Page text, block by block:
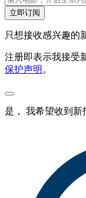
立即订阅
只想接收感兴趣的
注册即表示我接受
保护声明 。
是， 我希望收到新